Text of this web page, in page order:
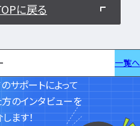
に戻る
一覧へ
サポートによって
のインタビューを
ます！